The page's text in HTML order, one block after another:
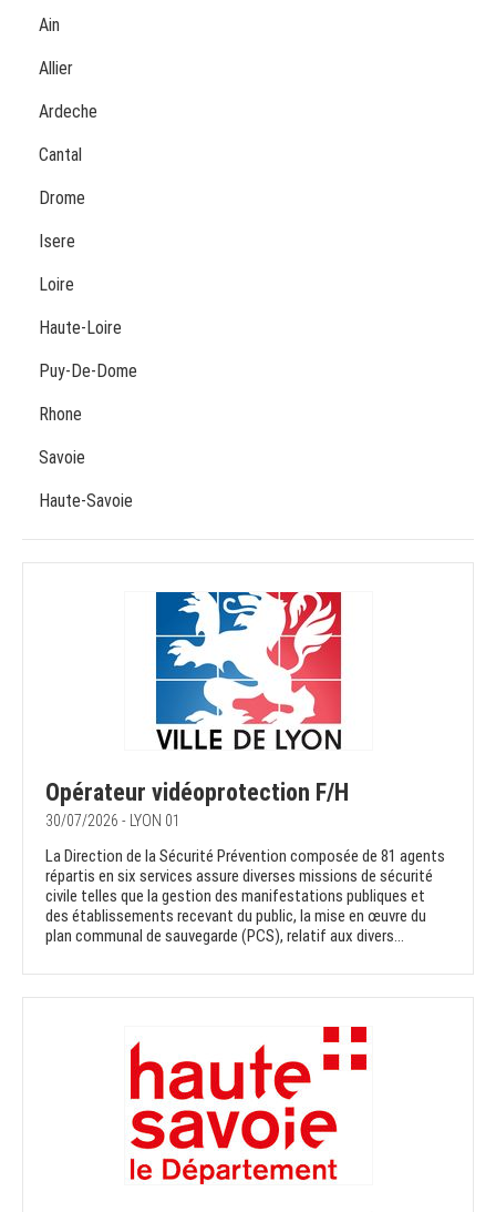
Ain
Allier
Ardeche
Cantal
Drome
Isere
Loire
Haute-Loire
Puy-De-Dome
Rhone
Savoie
Haute-Savoie
Opérateur vidéoprotection F/H
30/07/2026 - LYON 01
La Direction de la Sécurité Prévention composée de 81 agents
répartis en six services assure diverses missions de sécurité
civile telles que la gestion des manifestations publiques et
des établissements recevant du public, la mise en œuvre du
plan communal de sauvegarde (PCS), relatif aux divers...